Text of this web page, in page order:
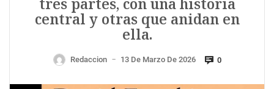
tres partes, con una historia
central y otras que anidan en
ella.
Redaccion — 13 De Marzo De 2026 0